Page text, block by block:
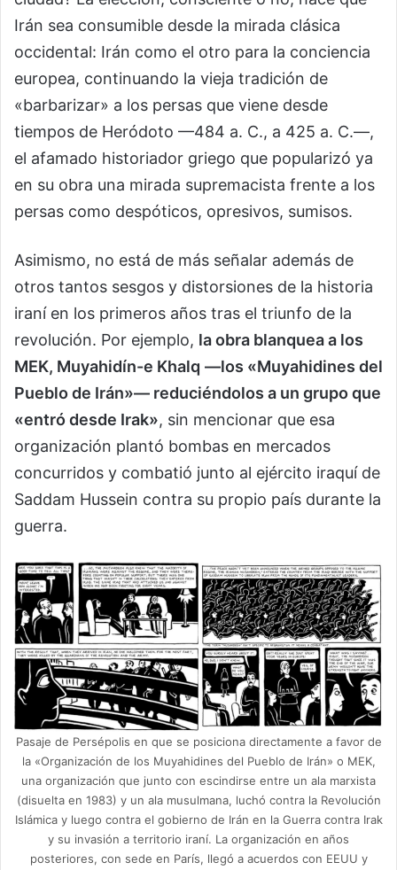
Irán sea consumible desde la mirada clásica
occidental: Irán como el otro para la conciencia
europea, continuando la vieja tradición de
«barbarizar» a los persas que viene desde
tiempos de Heródoto —484 a. C., a 425 a. C.—,
el afamado historiador griego que popularizó ya
en su obra una mirada supremacista frente a los
persas como despóticos, opresivos, sumisos.
Asimismo, no está de más señalar además de
otros tantos sesgos y distorsiones de la historia
iraní en los primeros años tras el triunfo de la
revolución. Por ejemplo, la obra blanquea a los
MEK, Muyahidín-e Khalq —los «Muyahidines del
Pueblo de Irán»— reduciéndolos a un grupo que
«entró desde Irak», sin mencionar que esa
organización plantó bombas en mercados
concurridos y combatió junto al ejército iraquí de
Saddam Hussein contra su propio país durante la
guerra.
Pasaje de Persépolis en que se posiciona directamente a favor de
la «Organización de los Muyahidines del Pueblo de Irán» o MEK,
una organización que junto con escindirse entre un ala marxista
(disuelta en 1983) y un ala musulmana, luchó contra la Revolución
Islámica y luego contra el gobierno de Irán en la Guerra contra Irak
y su invasión a territorio iraní. La organización en años
posteriores, con sede en París, llegó a acuerdos con EEUU y